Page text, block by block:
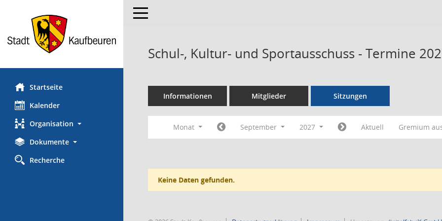
Startseite
Kalender
Organisation
Dokumente
Recherche
Toggle navigation
Schul-, Kultur- und Sportausschuss - Termine
Informationen Mitglieder Sitzungen
Monat September 2027 Aktuell Gremium
Keine Daten gefunden.